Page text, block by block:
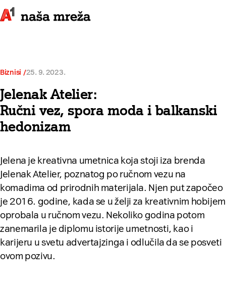
Biznisi 25. 9. 2023.
Jelenak Atelier:
Ručni vez, spora moda i balkanski
hedonizam
Jelena je kreativna umetnica koja stoji iza brenda
Jelenak Atelier, poznatog po ručnom vezu na
komadima od prirodnih materijala. Njen put započeo
je 2016. godine, kada se u želji za kreativnim hobijem
oprobala u ručnom vezu. Nekoliko godina potom
zanemarila je diplomu istorije umetnosti, kao i
karijeru u svetu advertajzinga i odlučila da se posveti
ovom pozivu.